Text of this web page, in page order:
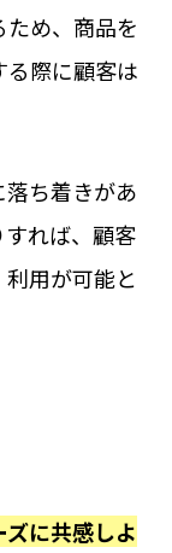
め、商品を
際に顧客は
ち着きがあ
れば、顧客
用が可能と
に共感しよ